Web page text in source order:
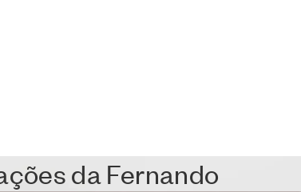
da Fernando